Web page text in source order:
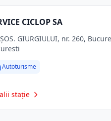
CICLOP SA
ŞOS. GIURGIULUI, nr. 260, Bucuresti, jud.
Autoturisme
stație